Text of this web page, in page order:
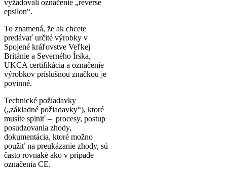
vyžadovali označenie „reverse
epsilon“.
To znamená, že ak chcete
predávať určité výrobky v
Spojené kráľovstve Veľkej
Británie a Severného Írska,
UKCA certifikácia a označenie
výrobkov príslušnou značkou je
povinné.
Technické požiadavky
(„základné požiadavky“), ktoré
musíte splniť – procesy, postup
posudzovania zhody,
dokumentácia, ktoré možno
použiť na preukázanie zhody, sú
často rovnaké ako v prípade
označenia CE.